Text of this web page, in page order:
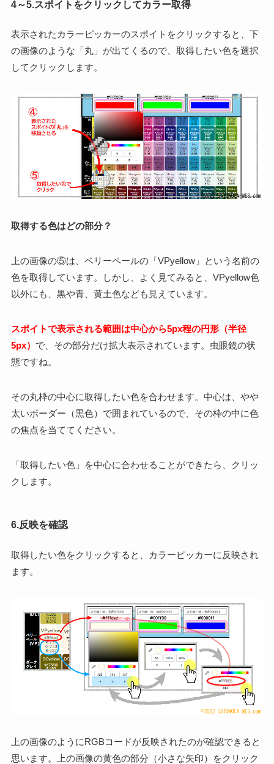
4～5.スポイトをクリックしてカラー取得
表示されたカラーピッカーのスポイトをクリックすると、下
の画像のような「丸」が出てくるので、取得したい色を選択
してクリックします。
取得する色はどの部分？
上の画像の⑤は、ベリーペールの「VPyellow」という名前の
色を取得しています。しかし、よく見てみると、VPyellow色
以外にも、黒や青、黄土色なども見えています。
スポイトで表示される範囲は中心から5px程の円形（半径
5px） で、その部分だけ拡大表示されています。虫眼鏡の状
態ですね。
その丸枠の中心に取得したい色を合わせます。中心は、やや
太いボーダー（黒色）で囲まれているので、その枠の中に色
の焦点を当ててください。
「取得したい色」を中心に合わせることができたら、クリッ
クします。
6.反映を確認
取得したい色をクリックすると、カラーピッカーに反映され
ます。
上の画像のようにRGBコードが反映されたのが確認できると
思います。上の画像の黄色の部分（小さな矢印）をクリック